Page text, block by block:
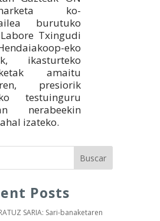
ko-
burutuko
Txingudi
eko
ikasturteko
amaitu
presiorik
testuinguru
nerabeekin
izateko.
Buscar
Posts
SARIA: Sari-banaketaren